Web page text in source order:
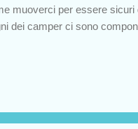
muoverci per essere
dei camper ci sono
varichina o
periodo. Preferibile usare il